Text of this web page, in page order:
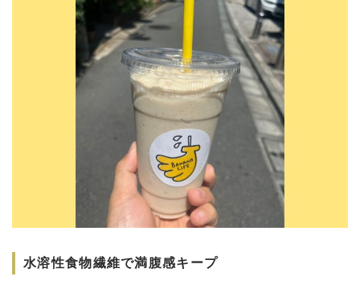
水溶性食物繊維で満腹感キープ